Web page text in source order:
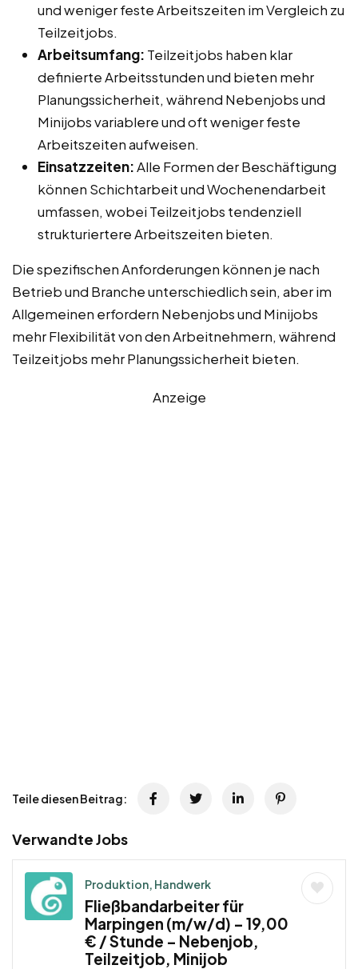
und weniger feste Arbeitszeiten im Vergleich zu
Teilzeitjobs.
Arbeitsumfang: Teilzeitjobs haben klar
definierte Arbeitsstunden und bieten mehr
Planungssicherheit, während Nebenjobs und
Minijobs variablere und oft weniger feste
Arbeitszeiten aufweisen.
Einsatzzeiten:Alle Formen der Beschäftigung
können Schichtarbeit und Wochenendarbeit
umfassen, wobei Teilzeitjobs tendenziell
strukturiertere Arbeitszeiten bieten.
Die spezifischen Anforderungen können je nach
Betrieb und Branche unterschiedlich sein, aber im
Allgemeinen erfordern Nebenjobs und Minijobs
mehr Flexibilität von den Arbeitnehmern, während
Teilzeitjobs mehr Planungssicherheit bieten.
Anzeige
Teile diesen Beitrag:
Verwandte Jobs
Produktion, Handwerk
Fließbandarbeiter für
Marpingen (m/w/d) – 19,00
€ / Stunde – Nebenjob,
Teilzeitjob, Minijob